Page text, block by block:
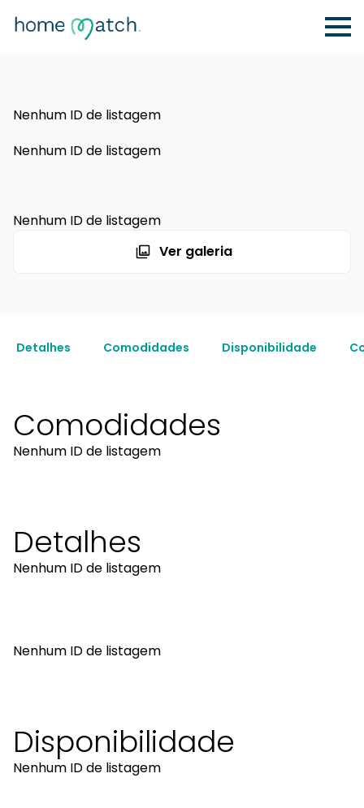
Nenhum ID de listagem
Nenhum ID de listagem
Nenhum ID de listagem
Ver galeria
Detalhes Comodidades Disponibilidade
Comodidades
Nenhum ID de listagem
Detalhes
Nenhum ID de listagem
Nenhum ID de listagem
Disponibilidade
Nenhum ID de listagem